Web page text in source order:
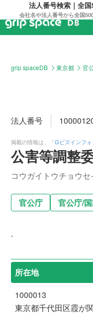
法人番号検索｜全
会社名や法人番号から全国
grip spaceDB 東京都 官
法人番号
掲載の情報は、「Gビズインフォ
公害等調整
コウガイトウチョウセ
官公庁 官公庁/
-
所在地
1000013
東京都千代田区霞が